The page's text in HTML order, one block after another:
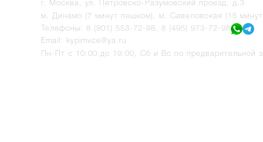
г.
Москва
ул. Петровско-Разумовский проезд, д.3
м. Динамо (7 минут пешком), м. Савеловская (15
Телефоны: 8 (901) 553-72-98
8 (495) 973-72-98
Email: kypimvce@ya.ru
Пн-Пт с 10:00 до 19:00, Сб и Вс по предварительной